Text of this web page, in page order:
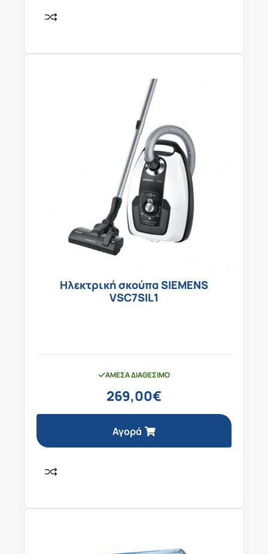
Ηλεκτρική σκούπα SIEMENS
VSC7SIL1
ΆΜΕΣΑ ΔΙΑΘΈΣΙΜΟ
269,00€
Αγορά